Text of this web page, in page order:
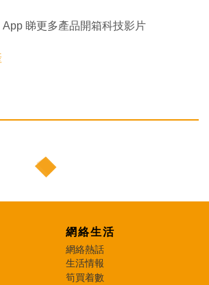
App 睇更多產品開箱科技影片
網絡生活
網絡熱話
生活情報
筍買着數